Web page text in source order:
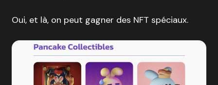
Oui, et là, on peut gagner des NFT spéciaux.